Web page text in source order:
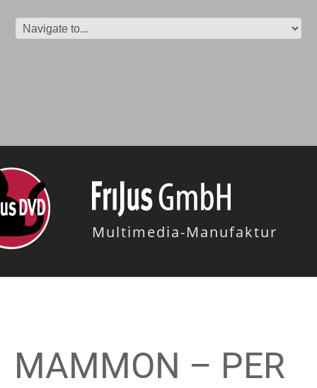
Multimedia-Manufaktur
MAMMON – PER